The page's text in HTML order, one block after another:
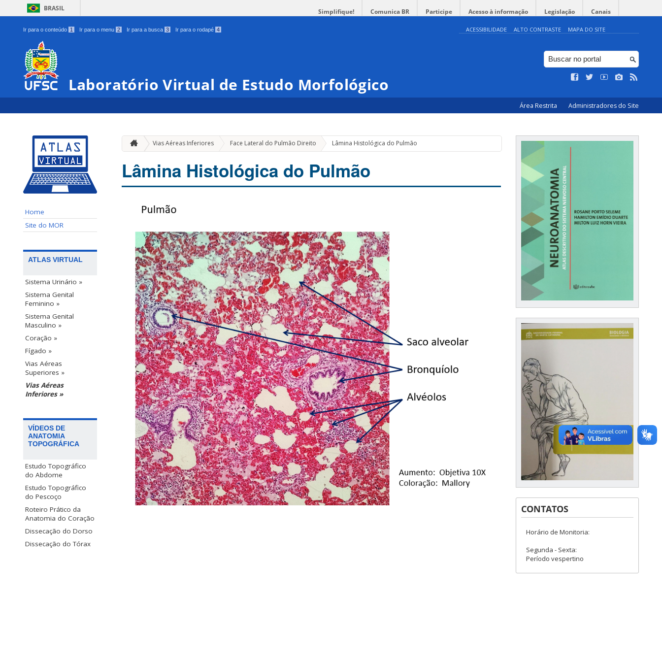
BRASIL Simplifique! Comunica BR Participe Acesso à informação Legislação Canais
Ir para o conteúdo 1 Ir para o menu 2 Ir para a busca 3 Ir para o rodapé 4 ACESSIBILIDADE ALTO CONTRASTE MAPA DO SITE
Laboratório Virtual de Estudo Morfológico
Área Restrita Administradores do Site
Home
Site do MOR
ATLAS VIRTUAL
Sistema Urinário »
Sistema Genital
Feminino »
Sistema Genital
Masculino »
Coração »
Fígado »
Vias Aéreas
Superiores »
Vias Aéreas
Inferiores »
VÍDEOS DE
ANATOMIA
TOPOGRÁFICA
Estudo Topográfico
do Abdome
Estudo Topográfico
do Pescoço
Roteiro Prático da
Anatomia do Coração
Dissecação do Dorso
Dissecação do Tórax
Vias Aéreas Inferiores Face Lateral do Pulmão Direito Lâmina Histológica do Pulmão
Lâmina Histológica do Pulmão
CONTATOS
Horário de Monitoria:
Segunda - Sexta:
Período vespertino